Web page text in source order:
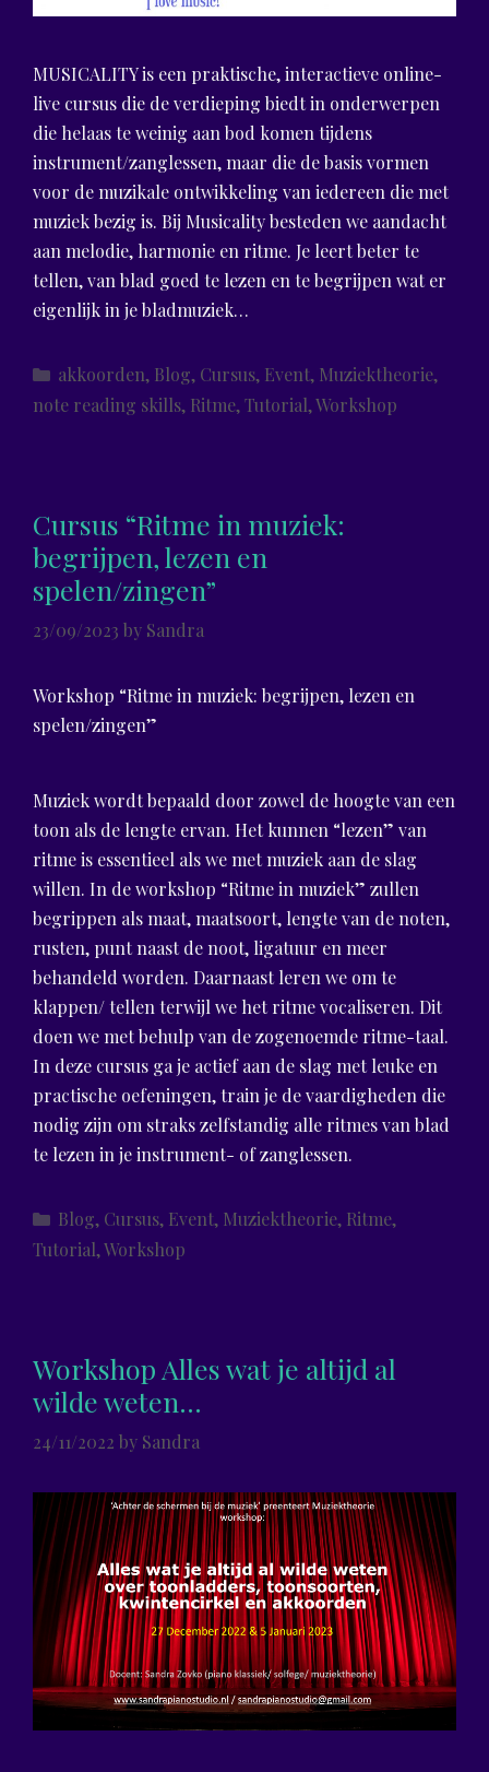
MUSICALITY is een praktische, interactieve online-
live cursus die de verdieping biedt in onderwerpen
die helaas te weinig aan bod komen tijdens
instrument/zanglessen, maar die de basis vormen
voor de muzikale ontwikkeling van iedereen die met
muziek bezig is. Bij Musicality besteden we aandacht
aan melodie, harmonie en ritme. Je leert beter te
tellen, van blad goed te lezen en te begrijpen wat er
eigenlijk in je bladmuziek…
Categories
akkoorden, Blog, Cursus, Event, Muziektheorie,
note reading skills, Ritme,Tutorial,Workshop
Cursus “Ritme in muziek:
begrijpen, lezen en
spelen/zingen”
23/09/2023 by Sandra
Workshop “Ritme in muziek: begrijpen, lezen en
spelen/zingen”
Muziek wordt bepaald door zowel de hoogte van een
toon als de lengte ervan. Het kunnen “lezen” van
ritme is essentieel als we met muziek aan de slag
willen. In de workshop “Ritme in muziek” zullen
begrippen als maat, maatsoort, lengte van de noten,
rusten, punt naast de noot, ligatuur en meer
behandeld worden. Daarnaast leren we om te
klappen/ tellen terwijl we het ritme vocaliseren. Dit
doen we met behulp van de zogenoemde ritme-taal.
In deze cursus ga je actief aan de slag met leuke en
practische oefeningen, train je de vaardigheden die
nodig zijn om straks zelfstandig alle ritmes van blad
te lezen in je instrument- of zanglessen.
Categories
Blog, Cursus, Event, Muziektheorie, Ritme,
Tutorial,Workshop
Workshop Alles wat je altijd al
wilde weten…
24/11/2022 by Sandra